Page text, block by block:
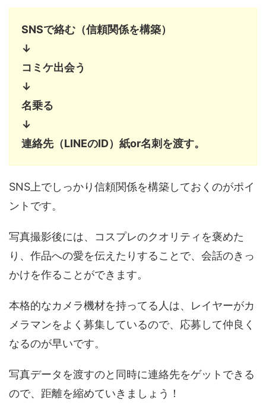
SNSで絡む（信頼関係を構築）
↓
コミケ出会う
↓
名乗る
↓
連絡先（LINEのID）紙or名刺を渡す。
SNS上でしっかり信頼関係を構築しておくのがポイ
ントです。
写真撮影後には、コスプレのクオリティを褒めた
り、作品への愛を伝えたりすることで、会話のきっ
かけを作ることができます。
本格的なカメラ機材を持ってる人は、レイヤーがカ
メラマンをよく募集しているので、応募して仲良く
なるのが早いです。
写真データを渡すのと同時に連絡先をゲットできる
ので、距離を縮めていきましょう！